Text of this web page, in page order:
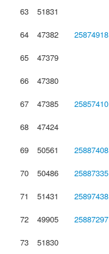
63
51831
64
47382 25874918
65
47379
66
47380
67
47385 25857410
68
47424
69
50561 25887408
70
50486 25887335
71
51431 25897438
72
49905 25887297
73
51830